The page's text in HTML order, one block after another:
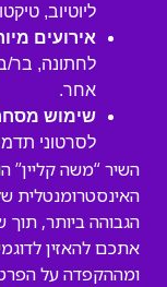
ליוטיוב,
אירועים
לחתונה, בר/
אחר.
שימוש
לסרטוני
השיר “משה קליין”
האינסטרומנטלית
הגבוהה ביותר, תוך
אתכם להאזין
ומההקפדה על